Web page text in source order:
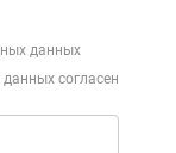
данных
согласен